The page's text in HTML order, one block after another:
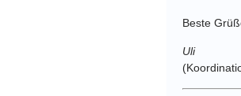
Beste
Uli